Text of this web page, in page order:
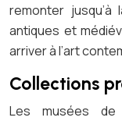
remonter
antiques et
arriver à l’art
Collections
Les musées de